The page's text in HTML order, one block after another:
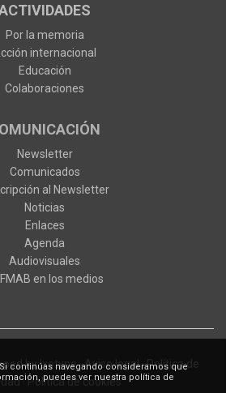
continúas navegando consideramos que
puedes ver nuestra política de
Por la memoria
internacional
Educación
Colaboraciones
Newsletter
Comunicados
al Newsletter
Noticias
Enlaces
Agenda
Audiovisuales
FMAB en los medios
byIxotype·Aviso legal·Política de
·Política de cookies